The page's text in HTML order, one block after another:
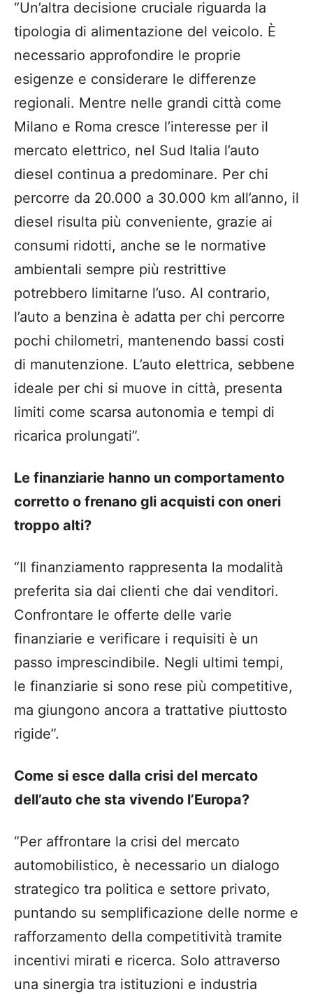
“Un’altra decisione cruciale riguarda la
tipologia di alimentazione del veicolo. È
necessario approfondire le proprie
esigenze e considerare le differenze
regionali. Mentre nelle grandi città come
Milano e Roma cresce l’interesse per il
mercato elettrico, nel Sud Italia l’auto
diesel continua a predominare. Per chi
percorre da 20.000 a 30.000 km all’anno, il
diesel risulta più conveniente, grazie ai
consumi ridotti, anche se le normative
ambientali sempre più restrittive
potrebbero limitarne l’uso. Al contrario,
l’auto a benzina è adatta per chi percorre
pochi chilometri, mantenendo bassi costi
di manutenzione. L’auto elettrica, sebbene
ideale per chi si muove in città, presenta
limiti come scarsa autonomia e tempi di
ricarica prolungati”.
Le finanziarie hanno un comportamento
corretto o frenano gli acquisti con oneri
troppo alti?
“Il finanziamento rappresenta la modalità
preferita sia dai clienti che dai venditori.
Confrontare le offerte delle varie
finanziarie e verificare i requisiti è un
passo imprescindibile. Negli ultimi tempi,
le finanziarie si sono rese più competitive,
ma giungono ancora a trattative piuttosto
rigide”.
Come si esce dalla crisi del mercato
dell’auto che sta vivendo l’Europa?
“Per affrontare la crisi del mercato
automobilistico, è necessario un dialogo
strategico tra politica e settore privato,
puntando su semplificazione delle norme e
rafforzamento della competitività tramite
incentivi mirati e ricerca. Solo attraverso
una sinergia tra istituzioni e industria